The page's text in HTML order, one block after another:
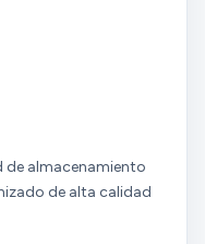
almacenamiento
de alta calidad